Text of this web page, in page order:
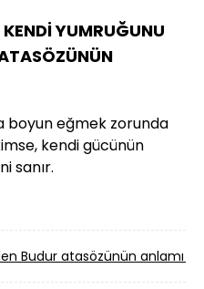
YUMRUĞUNU
boyun eğmek zorunda
kendi gücünün
sanır.
Budur atasözünün anlamı